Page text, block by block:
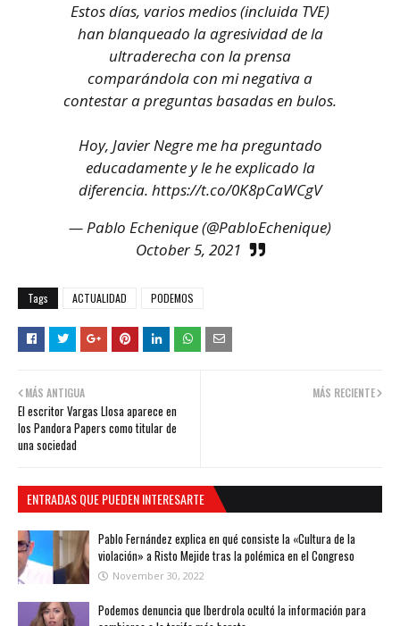
Estos días, varios medios (incluida TVE)
han blanqueado la agresividad de la
ultraderecha con la prensa
comparándola con mi negativa a
contestar a preguntas basadas en bulos.
Hoy, Javier Negre me ha preguntado
educadamente y le he explicado la
diferencia. https://t.co/0K8pCaWCgV
— Pablo Echenique (@PabloEchenique)
October 5, 2021
Tags ACTUALIDAD PODEMOS
MÁS RECIENTE
MÁS ANTIGUA
El escritor Vargas Llosa aparece en
los Pandora Papers como titular de
una sociedad
ENTRADAS QUE PUEDEN INTERESARTE
Pablo Fernández explica en qué consiste la «Cultura de la
violación» a Risto Mejide tras la polémica en el Congreso
November 30, 2022
Podemos denuncia que Iberdrola ocultó la información para